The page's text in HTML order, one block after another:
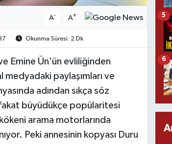
A- A+
Okunma Süresi: 2 Dk
Emine Ün'ün evliliğinden
paylaşımları ve
adından sıkça söz
büyüdükçe popülaritesi
arama motorlarında
Peki annesinin kopyası Duru
5
6